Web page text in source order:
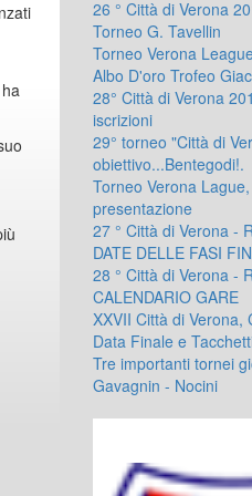
26 ° Città di Verona
Torneo G. Tavellin
Torneo Verona
Albo D'oro Trofeo
28° Città di Verona
iscrizioni
29° torneo "Città di
obiettivo...Bentegodi!.
Torneo Verona
presentazione
27 ° Città di Verona -
DATE DELLE FASI
28 ° Città di Verona -
CALENDARIO GARE
XXVII Città di Verona,
Data Finale e
Tre importanti tornei
Gavagnin - Nocini